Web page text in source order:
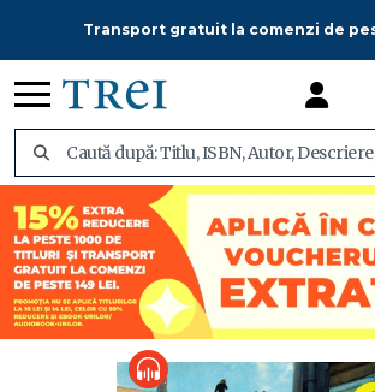
Transport gratuit la comenzi de